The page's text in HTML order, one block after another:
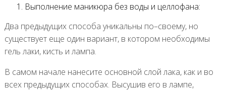
Выполнение маникюра без воды и целлофана:
Два предыдущих способа уникальны по–своему, но
существует еще один вариант, в котором необходимы
гель лаки, кисть и лампа.
В самом начале нанесите основной слой лака, как и во
всех предыдущих способах. Высушив его в лампе,